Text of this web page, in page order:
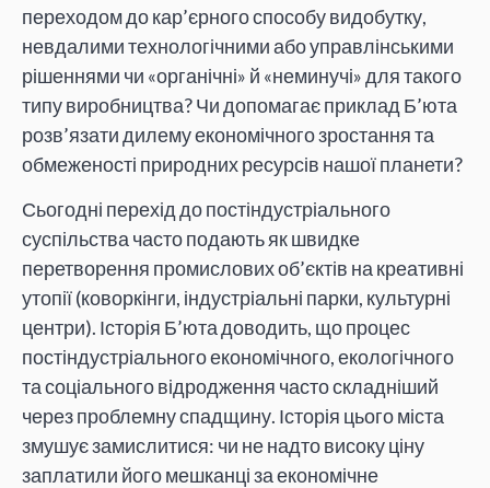
переходом до кар’єрного способу видобутку,
невдалими технологічними або управлінськими
рішеннями чи «органічні» й «неминучі» для такого
типу виробництва? Чи допомагає приклад Б’юта
розв’язати дилему економічного зростання та
обмеженості природних ресурсів нашої планети?
Сьогодні перехід до постіндустріального
суспільства часто подають як швидке
перетворення промислових об’єктів на креативні
утопії (коворкінги, індустріальні парки, культурні
центри). Історія Б’юта доводить, що процес
постіндустріального економічного, екологічного
та соціального відродження часто складніший
через проблемну спадщину. Історія цього міста
змушує замислитися: чи не надто високу ціну
заплатили його мешканці за економічне